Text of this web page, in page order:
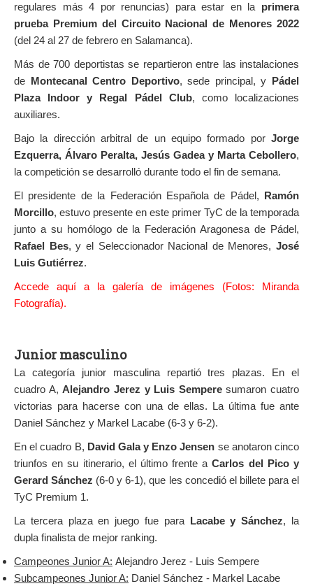
regulares más 4 por renuncias) para estar en la primera
prueba Premium del Circuito Nacional de Menores 2022
(del 24 al 27 de febrero en Salamanca).
Más de 700 deportistas se repartieron entre las instalaciones
de Montecanal Centro Deportivo, sede principal, y Pádel
Plaza Indoor y Regal Pádel Club, como localizaciones
auxiliares.
Bajo la dirección arbitral de un equipo formado por Jorge
Ezquerra, Álvaro Peralta, Jesús Gadea y Marta Cebollero,
la competición se desarrolló durante todo el fin de semana.
El presidente de la Federación Española de Pádel, Ramón
Morcillo, estuvo presente en este primer TyC de la temporada
junto a su homólogo de la Federación Aragonesa de Pádel,
Rafael Bes, y el Seleccionador Nacional de Menores, José
Luis Gutiérrez.
Accede aquí a la galería de imágenes (Fotos: Miranda
Fotografía).
Junior masculino
La categoría junior masculina repartió tres plazas. En el
cuadro A,Alejandro Jerez y Luis Semperesumaron cuatro
victorias para hacerse con una de ellas. La última fue ante
Daniel Sánchez y Markel Lacabe (6-3 y 6-2).
En el cuadro B, David Gala y Enzo Jensen se anotaron cinco
triunfos en su itinerario, el último frente aCarlos del Pico y
Gerard Sánchez (6-0 y 6-1), que les concedió el billete para el
TyC Premium 1.
La tercera plaza en juego fue para Lacabe y Sánchez, la
dupla finalista de mejor ranking.
Campeones Junior A: Alejandro Jerez - Luis Sempere
Subcampeones Junior A: Daniel Sánchez - Markel Lacabe